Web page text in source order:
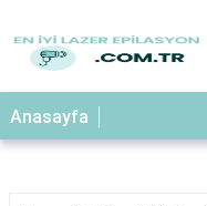
Anasayfa